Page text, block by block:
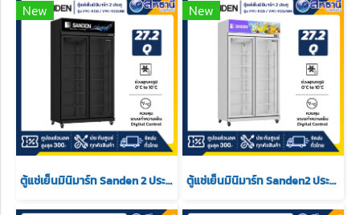
New
ตู้แช่เย็นมินิมาร์ท Sanden 2 ประตู รุ่น YPC-1100 / YPC-1100/BK ขนาด 27.2Q สีดำ
New
ตู้แช่เย็นมินิมาร์ท Sanden2 ประตู รุ่น YPC-1100 / YPC-1100/WH ขนาด 27.2Q สีขาว